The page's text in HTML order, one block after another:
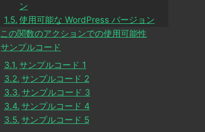
ン
使用可能な WordPress バージョン
この関数のアクションでの使用可能性
サンプルコード
サンプルコード 1
サンプルコード 2
サンプルコード 3
サンプルコード 4
サンプルコード 5